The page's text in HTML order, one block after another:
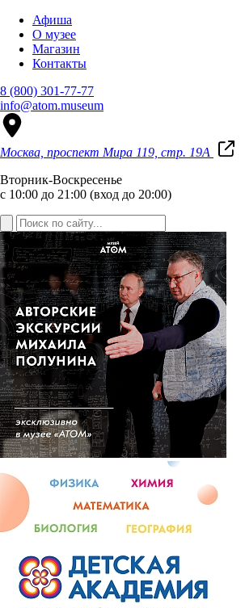
Афиша
О музее
Магазин
Контакты
8 (800) 301-77-77
info@atom.museum
Москва, проспект Мира 119, стр. 19А
Вторник-Воскресенье
с 10:00 до 21:00 (вход до 20:00)